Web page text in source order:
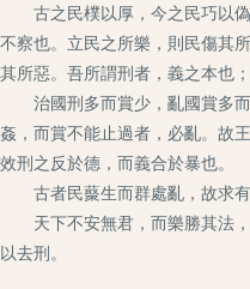
古之民樸以厚，今之民巧以偽
不察也。立民之所樂，則民傷其
其所惡。吾所謂刑者，義之本也
治國刑多而賞少，亂國賞多而
姦，而賞不能止過者，必亂。故
效刑之反於德，而義合於暴也。
古者民藂生而群處亂，故求有
天下不安無君，而樂勝其法，
以去刑。